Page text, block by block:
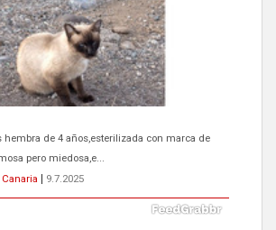
hembra de 4 años,esterilizada con marca de
pero miedosa,e...
9.7.2025